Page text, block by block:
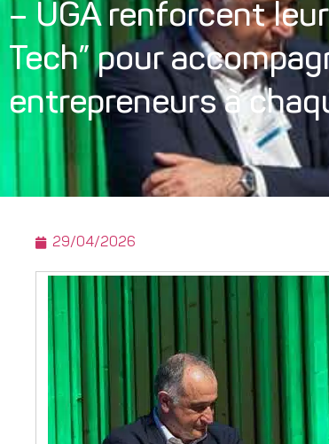
– UGA renforcent
Tech” pour
entrepreneurs à
29/04/2026